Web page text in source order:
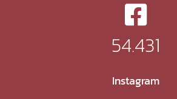
54.431
Instagram